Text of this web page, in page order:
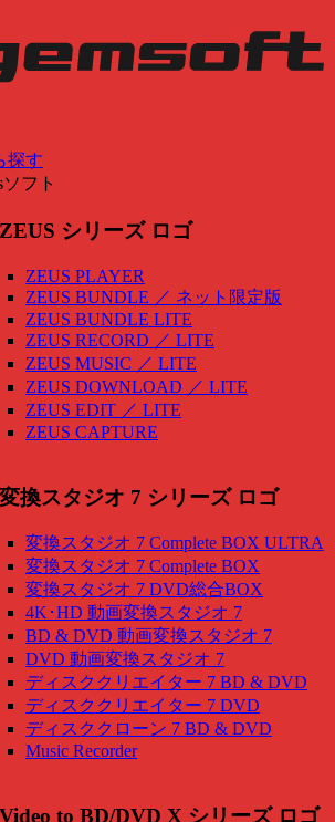
探す
フト
ZEUS PLAYER
ZEUS BUNDLE ／ ネット限定版
ZEUS BUNDLE LITE
ZEUS RECORD ／ LITE
ZEUS MUSIC ／ LITE
ZEUS DOWNLOAD ／ LITE
ZEUS EDIT ／ LITE
ZEUS CAPTURE
変換スタジオ 7 Complete BOX ULTRA
変換スタジオ 7 Complete BOX
変換スタジオ 7 DVD総合BOX
4K･HD 動画変換スタジオ 7
BD & DVD 動画変換スタジオ 7
DVD 動画変換スタジオ 7
ディスククリエイター 7 BD & DVD
ディスククリエイター 7 DVD
ディスククローン 7 BD & DVD
Music Recorder